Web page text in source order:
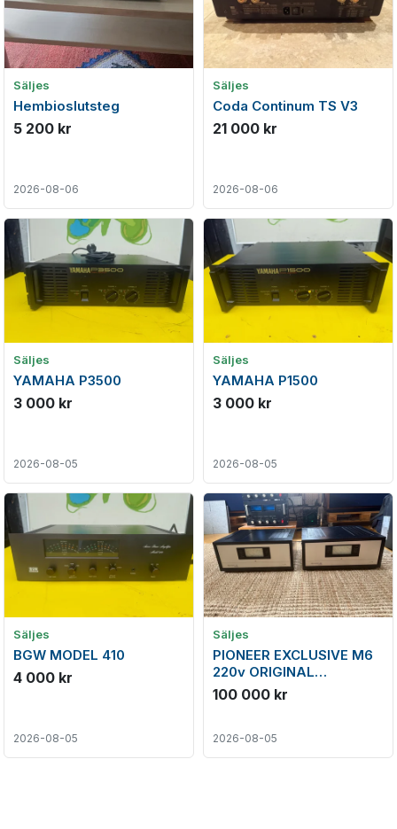
Säljes
Hembioslutsteg
5 200 kr
2026-08-06
Säljes
Coda Continum TS V3
21 000 kr
2026-08-06
Säljes
YAMAHA P3500
3 000 kr
2026-08-05
Säljes
YAMAHA P1500
3 000 kr
2026-08-05
Säljes
BGW MODEL 410
4 000 kr
2026-08-05
Säljes
PIONEER EXCLUSIVE M6
220v ORIGINAL
MONOBLOCK
100 000 kr
2026-08-05